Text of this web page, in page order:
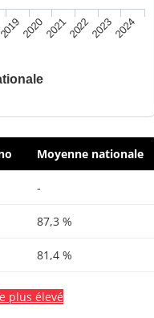
201920202021202220232024
Moyenne nationale
-
87,3 %
81,4 %
plus élevé